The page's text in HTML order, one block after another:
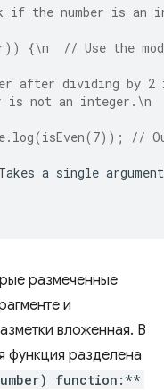
if the number is an
{\n  // Use the
after dividing by
is not an integer.\n
//
a single
размеченные
и
вложенная. В
разделена
function:**